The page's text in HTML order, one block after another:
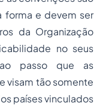
forma e devem ser
da Organização
no seus
ao passo que as
visam tão somente
países vinculados